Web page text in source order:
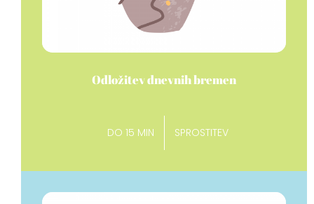
Odložitev dnevnih bremen
DO 15 MIN SPROSTITEV